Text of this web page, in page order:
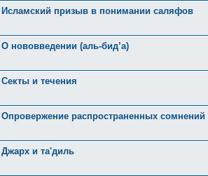
Исламский призыв в понимании саляфов
О нововведении (аль-бид’а)
Секты и течения
Опровержение распространенных сомнений
Джарх и та'диль